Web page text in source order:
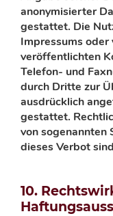
anonymisierter
gestattet. Die
Impressums
veröffentlichten
Telefon- und
durch Dritte zur
ausdrücklich
gestattet.
von sogenannten
dieses Verbot
10.